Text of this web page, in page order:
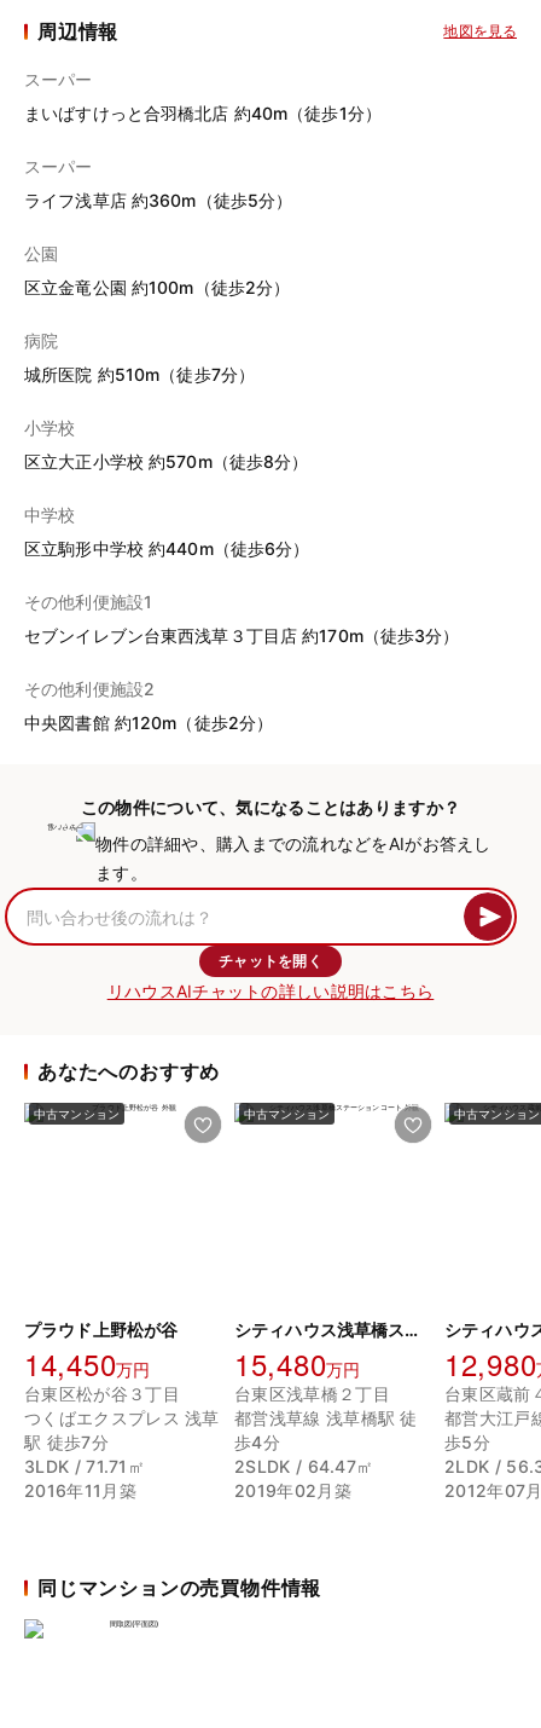
周辺情報 地図を見る
スーパー
まいばすけっと合羽橋北店 約40m（徒歩1分）
スーパー
ライフ浅草店 約360m（徒歩5分）
公園
区立金竜公園 約100m（徒歩2分）
病院
城所医院 約510m（徒歩7分）
小学校
区立大正小学校 約570m（徒歩8分）
中学校
区立駒形中学校 約440m（徒歩6分）
その他利便施設1
セブンイレブン台東西浅草３丁目店 約170m（徒歩3分）
その他利便施設2
中央図書館 約120m（徒歩2分）
この物件について、気になることはありますか？
物件の詳細や、購入までの流れなどをAIがお答えし
ます。
チャットを開く
リハウスAIチャットの詳しい説明はこちら
あなたへのおすすめ
中古マンション
プラウド上野松が谷
14,450万円
台東区松が谷３丁目
つくばエクスプレス 浅草
駅 徒歩7分
3LDK / 71.71㎡
2016年11月築
中古マンション
シティハウス浅草橋ステーションコート
15,480万円
台東区浅草橋２丁目
都営浅草線 浅草橋駅 徒
歩4分
2SLDK / 64.47㎡
2019年02月築
中古マンション
12,980
台東区蔵前
都営大江戸
歩5分
2LDK /
2012年07
同じマンションの売買物件情報